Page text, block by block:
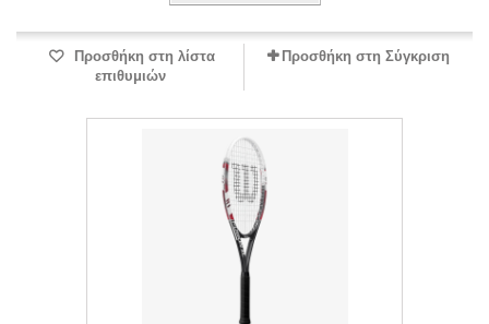
Προσθήκη στη λίστα
επιθυμιών
Προσθήκη στη Σύγκριση